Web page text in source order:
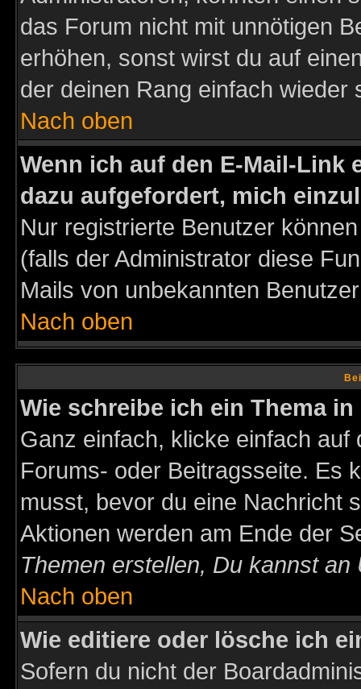
das Forum nicht mit unnötigen
erhöhen, sonst wirst du auf
der deinen Rang einfach wieder
Nach oben
Wenn ich auf den E-Mail-Link
dazu aufgefordert, mich
Nur registrierte Benutzer
(falls der Administrator diese
Mails von unbekannten
Nach oben
Wie schreibe ich ein Thema
Ganz einfach, klicke einfach
Forums- oder Beitragsseite. Es
musst, bevor du eine Nachricht
Aktionen werden am Ende der
Themen erstellen, Du kannst
Nach oben
Wie editiere oder lösche ich
Sofern du nicht der